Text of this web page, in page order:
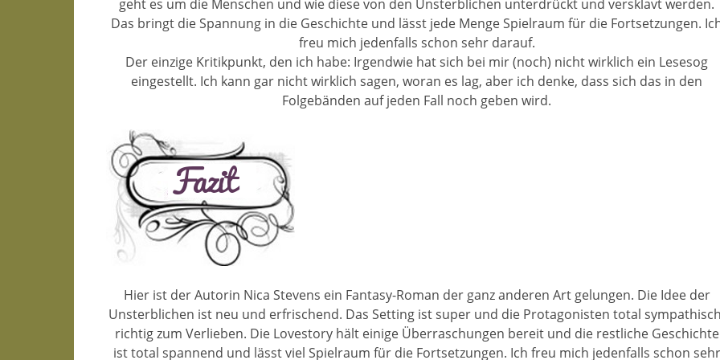
geht es um die Menschen und wie diese von den Unsterblichen unterdrückt und versklavt werden.
Das bringt die Spannung in die Geschichte und lässt jede Menge Spielraum für die Fortsetzungen.
freu mich jedenfalls schon sehr darauf.
Der einzige Kritikpunkt, den ich habe: Irgendwie hat sich bei mir (noch) nicht wirklich ein Lesesog
eingestellt. Ich kann gar nicht wirklich sagen, woran es lag, aber ich denke, dass sich das in den
Folgebänden auf jeden Fall noch geben wird.
Hier ist der Autorin Nica Stevens ein Fantasy-Roman der ganz anderen Art gelungen. Die Idee der
Unsterblichen ist neu und erfrischend. Das Setting ist super und die Protagonisten total
richtig zum Verlieben. Die Lovestory hält einige Überraschungen bereit und die restliche Geschichte
ist total spannend und lässt viel Spielraum für die Fortsetzungen. Ich freu mich jedenfalls schon sehr